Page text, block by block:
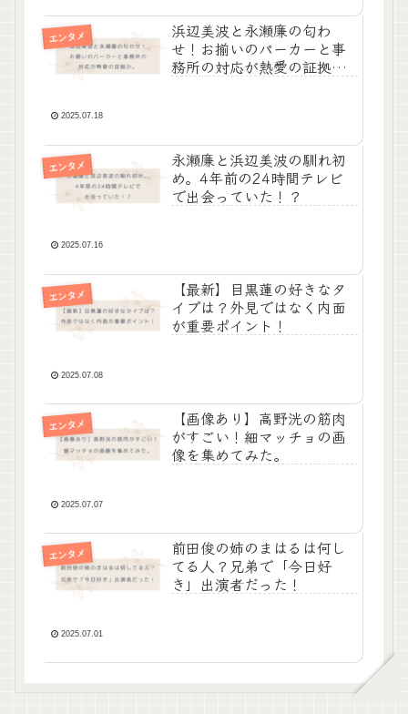
エンタメ
浜辺美波と永瀬廉の匂わ
せ！お揃いのパーカーと事
務所の対応が熱愛の証拠
2025.07.18
エンタメ
永瀬廉と浜辺美波の馴れ初
め。4年前の24時間テレビ
で出会っていた！？
2025.07.16
エンタメ
【最新】目黒蓮の好きなタ
イプは？外見ではなく内面
が重要ポイント！
2025.07.08
エンタメ
【画像あり】高野洸の筋肉
がすごい！細マッチョの画
像を集めてみた。
2025.07.07
エンタメ
前田俊の姉のまはるは何し
てる人？兄弟で「今日好
き」出演者だった！
2025.07.01